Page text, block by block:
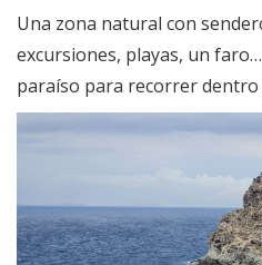
Una zona natural con
excursiones, playas, un
paraíso para recorrer dentro